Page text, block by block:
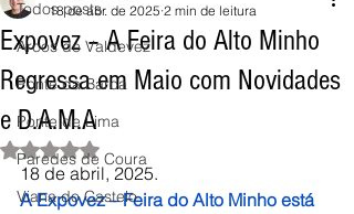
Todos posts
Arcos de Valdevez
Ponte da Barca
Ponte de Lima
Paredes de Coura
Viana do Castelo
Expovez – A Feira do Alto Minho
Regressa em Maio com Novidades
e D.A.M.A
18 de abr. de 2025 2 min de leitura
Avaliado com NaN de 5 estrelas.
18 de abril, 2025.
A Expovez – Feira do Alto Minho está